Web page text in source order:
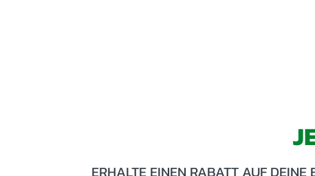
ERHALTE EINEN RABATT AUF